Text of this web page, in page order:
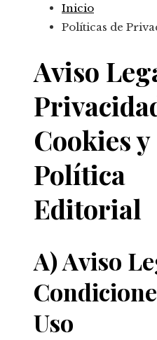
Inicio
Políticas de
Aviso
Cookies y
Política
Editorial
A) Aviso
Uso